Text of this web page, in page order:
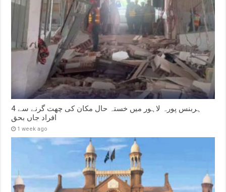
ہربنس پورہ لاہور میں خستہ حال مکان کی چھت گرنے سے 4
افراد جاں بحق
1 week ago